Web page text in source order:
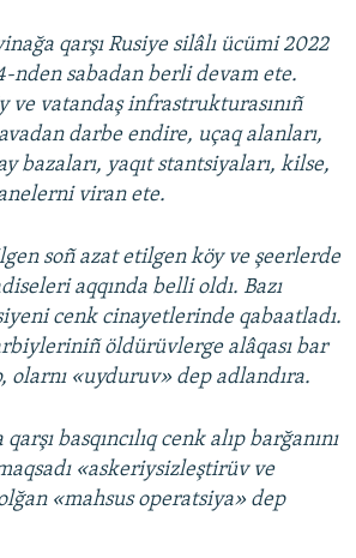
qarşı Rusiye silâlı ücümi 2022
nden sabadan berli devam ete.
ve vatandaş infrastrukturasınıñ
darbe endire, uçaq alanları,
bazaları, yaqıt stantsiyaları, kilse,
viran ete.
soñ azat etilgen köy ve şeerlerde
aqqında belli oldı. Bazı
cenk cinayetlerinde qabaatladı.
öldürüvlerge alâqası bar
olarnı «uyduruv» dep adlandıra.
basqıncılıq cenk alıp barğanını
«askeriysizleştirüv ve
«mahsus operatsiya» dep